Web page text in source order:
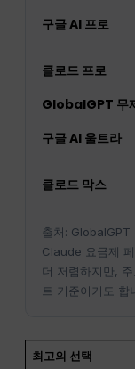
구글 AI 프로
클로드 프로
GlobalGPT 무
구글 AI 울트라
클로드 막스
출처:
Claude 요금제
더 저렴하지만,
트 기준이기도 합
최고의 선택